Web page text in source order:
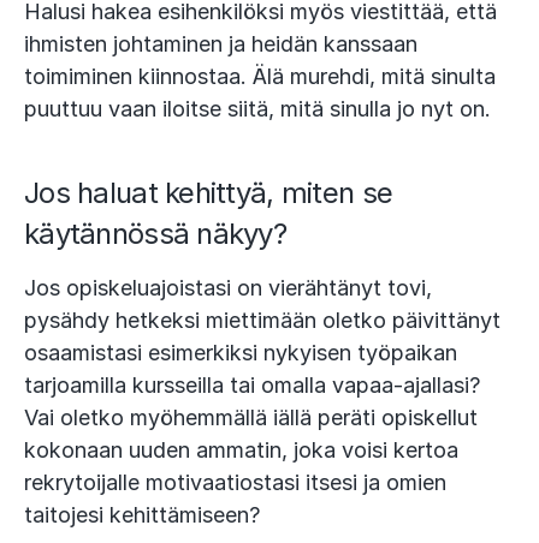
Halusi hakea esihenkilöksi myös viestittää, että
ihmisten johtaminen ja heidän kanssaan
toimiminen kiinnostaa. Älä murehdi, mitä sinulta
puuttuu vaan iloitse siitä, mitä sinulla jo nyt on.
Jos haluat kehittyä, miten se
käytännössä näkyy?
Jos opiskeluajoistasi on vierähtänyt tovi,
pysähdy hetkeksi miettimään oletko päivittänyt
osaamistasi esimerkiksi nykyisen työpaikan
tarjoamilla kursseilla tai omalla vapaa-ajallasi?
Vai oletko myöhemmällä iällä peräti opiskellut
kokonaan uuden ammatin, joka voisi kertoa
rekrytoijalle motivaatiostasi itsesi ja omien
taitojesi kehittämiseen?